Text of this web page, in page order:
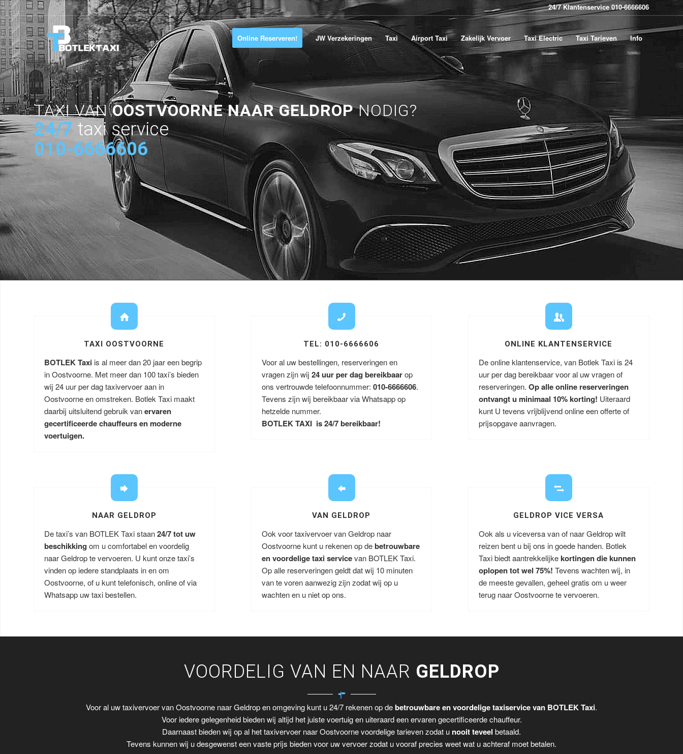
24/7 Klantenservice 010-6666606
Online Reserveren! JW Verzekeringen Taxi Airport Taxi Zakelijk Vervoer Taxi Electric Taxi Tarieven Info
TAXI VANOOSTVOORNE NAAR GELDROPNODIG?
24/7 taxi service
010-6666606
TAXI OOSTVOORNE
BOTLEK Taxi is al meer dan 20 jaar een begrip
in Oostvoorne. Met meer dan 100 taxi’s bieden
wij 24 uur per dag taxivervoer aan in
Oostvoorne en omstreken. Botlek Taxi maakt
daarbij uitsluitend gebruik vanervaren
gecertificeerde chauffeurs en moderne
voertuigen.
TEL: 010-6666606
Voor al uw bestellingen, reserveringen en
vragen zijn wij 24 uur per dag bereikbaarop
ons vertrouwde telefoonnummer: 010-6666606.
Tevens zijn wij bereikbaar via Whatsapp op
hetzelde nummer.
BOTLEK TAXI is 24/7 bereikbaar!
ONLINE KLANTENSERVICE
De online klantenservice, van Botlek Taxi is 24
uur per dag bereikbaar voor al uw vragen of
reserveringen.Op alle online reserveringen
ontvangt u minimaal 10% korting! Uiteraard
kunt U tevens vrijblijvend online een offerte of
prijsopgave aanvragen.
NAAR GELDROP
De taxi’s van BOTLEK Taxi staan24/7 tot uw
beschikking om u comfortabel en voordelig
naar Geldrop te vervoeren. U kunt onze taxi’s
vinden op iedere standplaats in en om
Oostvoorne, of u kunt telefonisch, online of via
Whatsapp uw taxi bestellen.
VAN GELDROP
Ook voor taxivervoer van Geldrop naar
Oostvoorne kunt u rekenen op debetrouwbare
en voordelige taxi servicevan BOTLEK Taxi.
Op alle reserveringen geldt dat wij 10 minuten
van te voren aanwezig zijn zodat wij op u
wachten en u niet op ons.
GELDROP VICE VERSA
Ook als u viceversa van of naar Geldrop wilt
reizen bent u bij ons in goede handen. Botlek
Taxi biedt aantrekkelijkekortingen die kunnen
oplopen tot wel 75%!Tevens wachten wij, in
de meeste gevallen, geheel gratis om u weer
terug naar Oostvoorne te vervoeren.
VOORDELIG VAN EN NAAR GELDROP
Voor al uw taxivervoer van Oostvoorne naar Geldrop en omgeving kunt u 24/7 rekenen op debetrouwbare en voordelige taxiservice van BOTLEK Taxi.
Voor iedere gelegenheid bieden wij altijd het juiste voertuig en uiteraard een ervaren gecertificeerde chauffeur.
Daarnaast bieden wij op al het taxivervoer naar Oostvoorne voordelige tarieven zodat u nooit teveel betaald.
Tevens kunnen wij u desgewenst een vaste prijs bieden voor uw vervoer zodat u vooraf precies weet wat u achteraf moet betalen.